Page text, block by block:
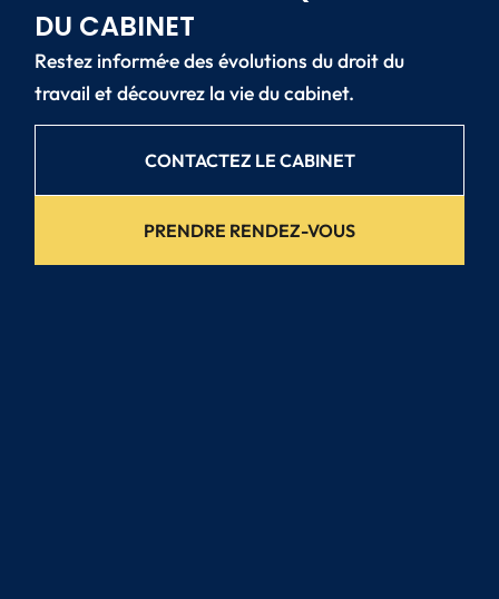
DU CABINET
Restez informé·e des évolutions du droit du
travail et découvrez la vie du cabinet.
CONTACTEZ LE CABINET
PRENDRE RENDEZ-VOUS